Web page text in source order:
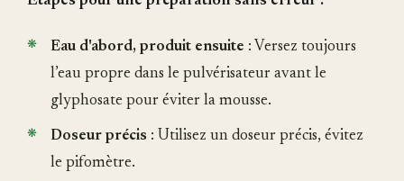
Eau d'abord, produit ensuite : Versez toujours
l’eau propre dans le pulvérisateur avant le
glyphosate pour éviter la mousse.
Doseur précis : Utilisez un doseur précis, évitez
le pifomètre.